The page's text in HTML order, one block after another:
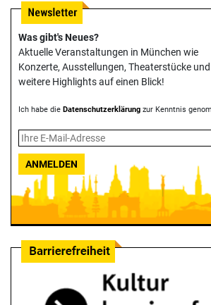
Was gibt's Neues?
Aktuelle Veranstaltungen in München wie
Konzerte, Ausstellungen, Theater­stücke und
weitere Highlights auf einen Blick!
Ich habe die Datenschutzerklärung zur Kenntnis
ANMELDEN